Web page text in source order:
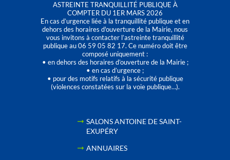
ASTREINTE TRANQUILLITÉ PUBLIQUE À
COMPTER DU 1ER MARS 2026
En cas d’urgence liée à la tranquillité publique et en
dehors des horaires d'ouverture de la Mairie, nous
vous invitons à contacter l’astreinte tranquillité
publique au 06 59 05 82 17. Ce numéro doit être
composé uniquement :
• en dehors des horaires d’ouverture de la Mairie ;
• en cas d’urgence ;
• pour des motifs relatifs à la sécurité publique
(violences constatées sur la voie publique…).
SALONS ANTOINE DE SAINT-
EXUPÉRY
ANNUAIRES